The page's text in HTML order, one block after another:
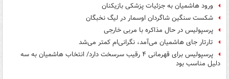
ورود هاشمیان به جزئیات پزشکی بازیکنان
شکست سنگین شاگردان اوسمار در لیگ نخبگان
پرسپولیس در حال مذاکره با مربی خارجی
تارتار جای هاشمیان می‌آمد، نگرانی‌ام کمتر می‌شد
پرسپولیس برای قهرمانی ۴ رقیب سرسخت دارد/ انتخاب هاشمیان به سه
دلیل مناسب بود